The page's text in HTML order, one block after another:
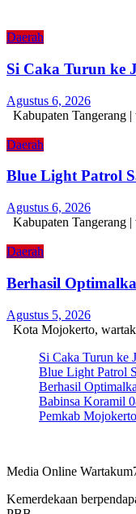
Daerah
Si Caka Turun ke
Agustus 6, 2026
Kabupaten Tangerang
Daerah
Blue Light Patrol
Agustus 6, 2026
Kabupaten Tangerang
Daerah
Berhasil
Agustus 5, 2026
Kota Mojokerto,
Si Caka Turun ke
Blue Light Patrol
Berhasil
Babinsa Koramil
Pemkab
Media Online
Kemerdekaan